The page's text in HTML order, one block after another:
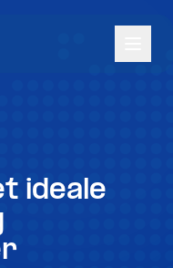
ideale